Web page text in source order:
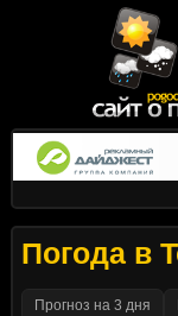
Погода в
Прогноз на 3 дня